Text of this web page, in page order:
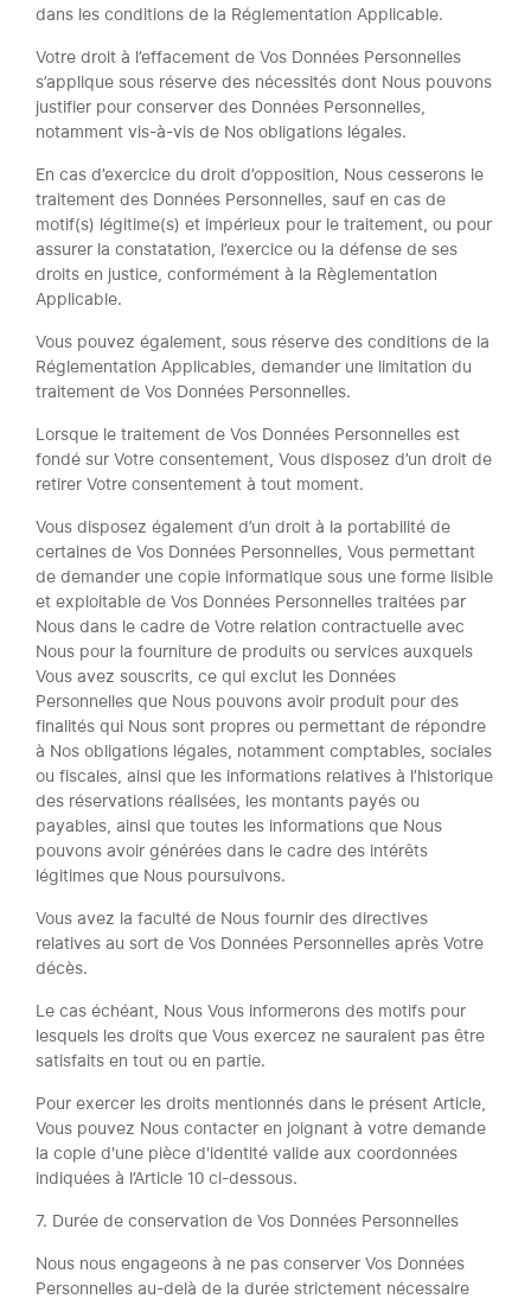
dans les conditions de la Réglementation Applicable.
Votre droit à l’effacement de Vos Données Personnelles
s’applique sous réserve des nécessités dont Nous pouvons
justifier pour conserver des Données Personnelles,
notamment vis-à-vis de Nos obligations légales.
En cas d’exercice du droit d’opposition, Nous cesserons le
traitement des Données Personnelles, sauf en cas de
motif(s) légitime(s) et impérieux pour le traitement, ou pour
assurer la constatation, l’exercice ou la défense de ses
droits en justice, conformément à la Règlementation
Applicable.
Vous pouvez également, sous réserve des conditions de la
Réglementation Applicables, demander une limitation du
traitement de Vos Données Personnelles.
Lorsque le traitement de Vos Données Personnelles est
fondé sur Votre consentement, Vous disposez d’un droit de
retirer Votre consentement à tout moment.
Vous disposez également d’un droit à la portabilité de
certaines de Vos Données Personnelles, Vous permettant
de demander une copie informatique sous une forme lisible
et exploitable de Vos Données Personnelles traitées par
Nous dans le cadre de Votre relation contractuelle avec
Nous pour la fourniture de produits ou services auxquels
Vous avez souscrits, ce qui exclut les Données
Personnelles que Nous pouvons avoir produit pour des
finalités qui Nous sont propres ou permettant de répondre
à Nos obligations légales, notamment comptables, sociales
ou fiscales, ainsi que les informations relatives à l’historique
des réservations réalisées, les montants payés ou
payables, ainsi que toutes les informations que Nous
pouvons avoir générées dans le cadre des intérêts
légitimes que Nous poursuivons.
Vous avez la faculté de Nous fournir des directives
relatives au sort de Vos Données Personnelles après Votre
décès.
Le cas échéant, Nous Vous informerons des motifs pour
lesquels les droits que Vous exercez ne sauraient pas être
satisfaits en tout ou en partie.
Pour exercer les droits mentionnés dans le présent Article,
Vous pouvez Nous contacter en joignant à votre demande
la copie d'une pièce d'identité valide aux coordonnées
indiquées à l’Article 10 ci-dessous.
7. Durée de conservation de Vos Données Personnelles
Nous nous engageons à ne pas conserver Vos Données
Personnelles au-delà de la durée strictement nécessaire